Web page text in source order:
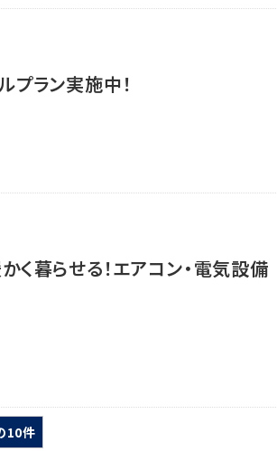
プラン実施中！
く暮らせる！エアコン・電気設備
10件